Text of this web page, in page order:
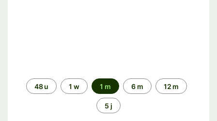
Periode48 u 1 w 1 m 6 m 12 m
5 j